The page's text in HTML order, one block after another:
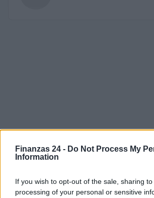
Finanzas 24 - Do Not Process My
Information
If you wish to opt-out of the sale, sharing
processing of your personal or sensitive